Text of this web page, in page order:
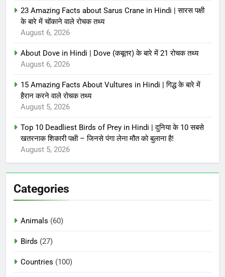
23 Amazing Facts about Sarus Crane in Hindi | सारस पक्षी
के बारे में चोंकाने वाले रोचक तथ्य
August 6, 2026
About Dove in Hindi | Dove (कबूतर) के बारे में 21 रोचक तथ्य
August 6, 2026
15 Amazing Facts About Vultures in Hindi | गिद्ध के बारे में
हैरान करने वाले रोचक तथ्य
August 5, 2026
Top 10 Deadliest Birds of Prey in Hindi | दुनिया के 10 सबसे
खतरनाक शिकारी पक्षी – जिनसे पंगा लेना मौत को बुलाना है!
August 5, 2026
Categories
Animals (60)
Birds (27)
Countries (100)